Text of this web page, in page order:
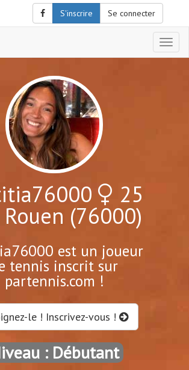
S'inscrire Se connecter
le
25
(76000)
est un joueur
tennis inscrit sur
partennis.com !
le ! Inscrivez-vous !
: Débutant